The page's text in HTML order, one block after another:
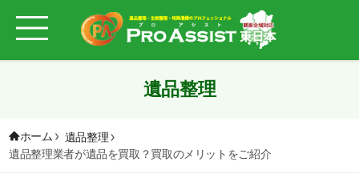
遺品整理
ホーム
遺品整理
遺品整理業者が遺品を買取？買取のメリットをご紹介